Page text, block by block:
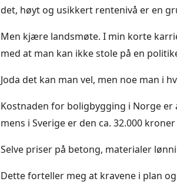
det, høyt og usikkert rentenivå er en
Men kjære landsmøte. I min korte
med at man kan ikke stole på en
Joda det kan man vel, men noe man i
Kostnaden for boligbygging i Norge
mens i Sverige er den ca. 32.000
Selve priser på betong, materialer
Dette forteller meg at kravene i plan